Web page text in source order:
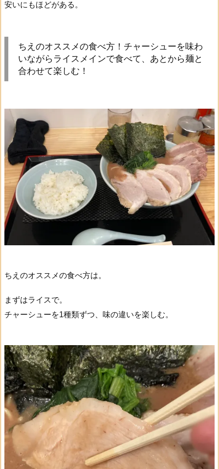
安いにもほどがある。
ちえのオススメの食べ方！チャーシューを味わ
いながらライスメインで食べて、あとから麺と
合わせて楽しむ！
ちえのオススメの食べ方は。
まずはライスで。
チャーシューを1種類ずつ、味の違いを楽しむ。